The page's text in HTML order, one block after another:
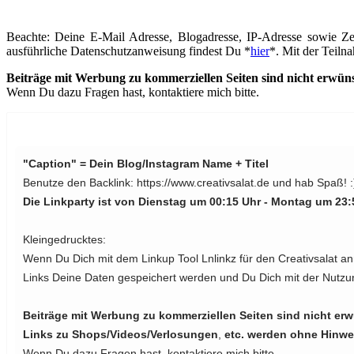
Beachte: Deine E-Mail Adresse, Blogadresse, IP-Adresse
ausführliche Datenschutzanweisung findest Du *hier*. Mit der
Beiträge mit Werbung zu kommerziellen Seiten sind nicht
Wenn Du dazu Fragen hast, kontaktiere mich bitte.